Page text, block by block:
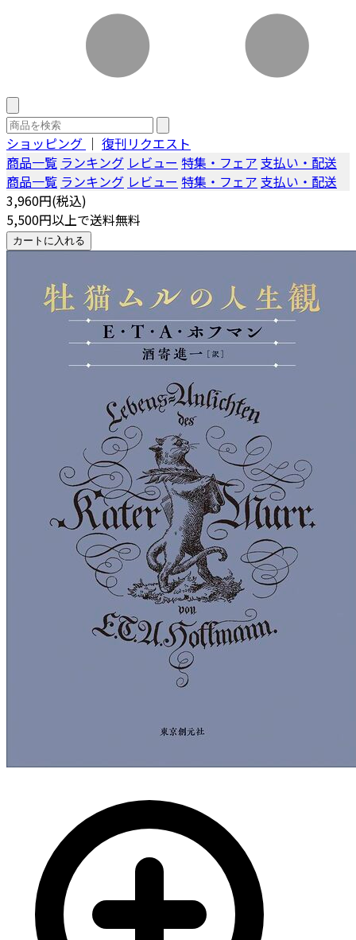
ショッピング ｜ 復刊リクエスト
商品一覧 ランキング レビュー 特集・フェア 支払い・配送
商品一覧 ランキング レビュー 特集・フェア 支払い・配送
3,960円(税込)
5,500円以上で送料無料
カートに入れる